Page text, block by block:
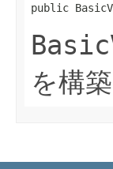
public
を構